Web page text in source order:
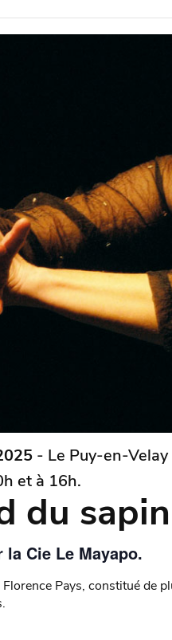
- Le Puy-en-
et à 16h.
du sapin
Cie Le Mayapo.
Pays, constitué de